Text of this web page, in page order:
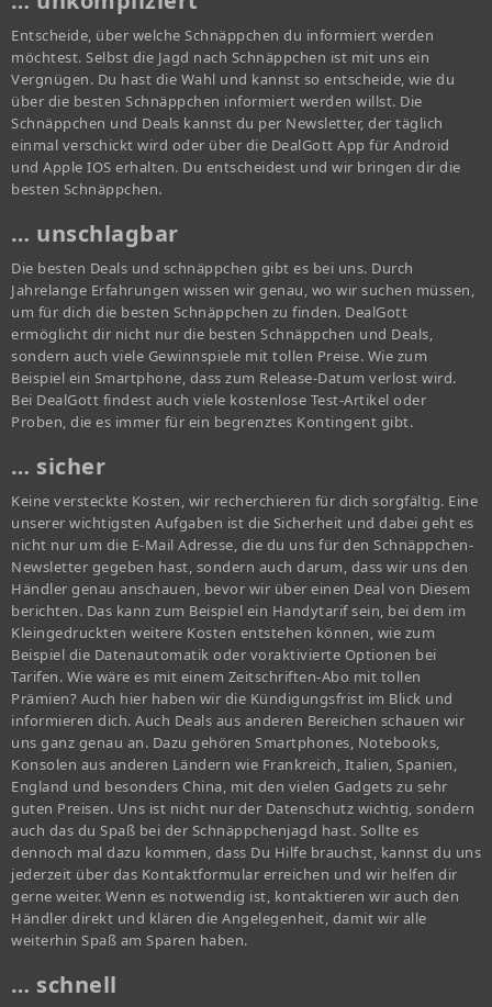
Entscheide, über welche Schnäppchen du informiert werden
möchtest. Selbst die Jagd nach Schnäppchen ist mit uns ein
Vergnügen. Du hast die Wahl und kannst so entscheide, wie du
über die besten Schnäppchen informiert werden willst. Die
Schnäppchen und Deals kannst du per Newsletter, der täglich
einmal verschickt wird oder über die DealGott App für Android
und Apple IOS erhalten. Du entscheidest und wir bringen dir die
besten Schnäppchen.
… unschlagbar
Die besten Deals und schnäppchen gibt es bei uns. Durch
Jahrelange Erfahrungen wissen wir genau, wo wir suchen müssen,
um für dich die besten Schnäppchen zu finden. DealGott
ermöglicht dir nicht nur die besten Schnäppchen und Deals,
sondern auch viele Gewinnspiele mit tollen Preise. Wie zum
Beispiel ein Smartphone, dass zum Release-Datum verlost wird.
Bei DealGott findest auch viele kostenlose Test-Artikel oder
Proben, die es immer für ein begrenztes Kontingent gibt.
… sicher
Keine versteckte Kosten, wir recherchieren für dich sorgfältig. Eine
unserer wichtigsten Aufgaben ist die Sicherheit und dabei geht es
nicht nur um die E-Mail Adresse, die du uns für den Schnäppchen-
Newsletter gegeben hast, sondern auch darum, dass wir uns den
Händler genau anschauen, bevor wir über einen Deal von Diesem
berichten. Das kann zum Beispiel ein Handytarif sein, bei dem im
Kleingedruckten weitere Kosten entstehen können, wie zum
Beispiel die Datenautomatik oder voraktivierte Optionen bei
Tarifen. Wie wäre es mit einem Zeitschriften-Abo mit tollen
Prämien? Auch hier haben wir die Kündigungsfrist im Blick und
informieren dich. Auch Deals aus anderen Bereichen schauen wir
uns ganz genau an. Dazu gehören Smartphones, Notebooks,
Konsolen aus anderen Ländern wie Frankreich, Italien, Spanien,
England und besonders China, mit den vielen Gadgets zu sehr
guten Preisen. Uns ist nicht nur der Datenschutz wichtig, sondern
auch das du Spaß bei der Schnäppchenjagd hast. Sollte es
dennoch mal dazu kommen, dass Du Hilfe brauchst, kannst du uns
jederzeit über das Kontaktformular erreichen und wir helfen dir
gerne weiter. Wenn es notwendig ist, kontaktieren wir auch den
Händler direkt und klären die Angelegenheit, damit wir alle
weiterhin Spaß am Sparen haben.
… schnell